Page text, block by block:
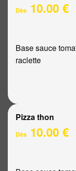
Dès 10.00 €
Base sauce
raclette
Pizza thon
Dès 10.00 €